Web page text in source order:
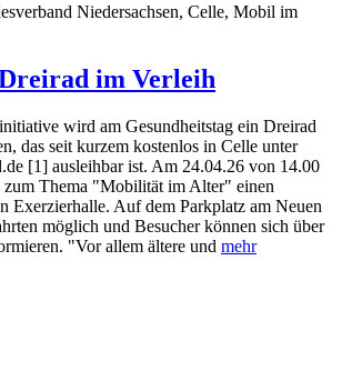
Niedersachsen, Celle, Mobil im
im Verleih
wird am Gesundheitstag ein Dreirad
das seit kurzem kostenlos in Celle unter
[1] ausleihbar ist. Am 24.04.26 von 14.00
zum Thema "Mobilität im Alter" einen
Exerzierhalle. Auf dem Parkplatz am Neuen
möglich und Besucher können sich über
"Vor allem ältere und mehr